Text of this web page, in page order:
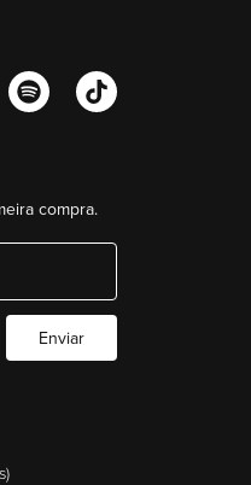
compra.
Enviar